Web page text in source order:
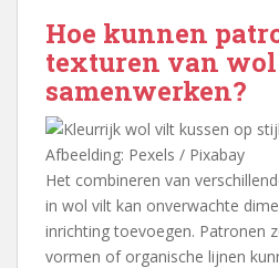
Hoe kunnen
texturen van
samenwerken?
Afbeelding: Pexels / Pixabay
Het combineren van
in wol vilt kan onverwachte
inrichting toevoegen. Patronen
vormen of organische lijnen